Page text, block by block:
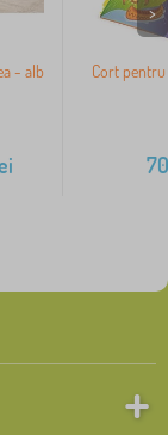
- alb Cort
70
>